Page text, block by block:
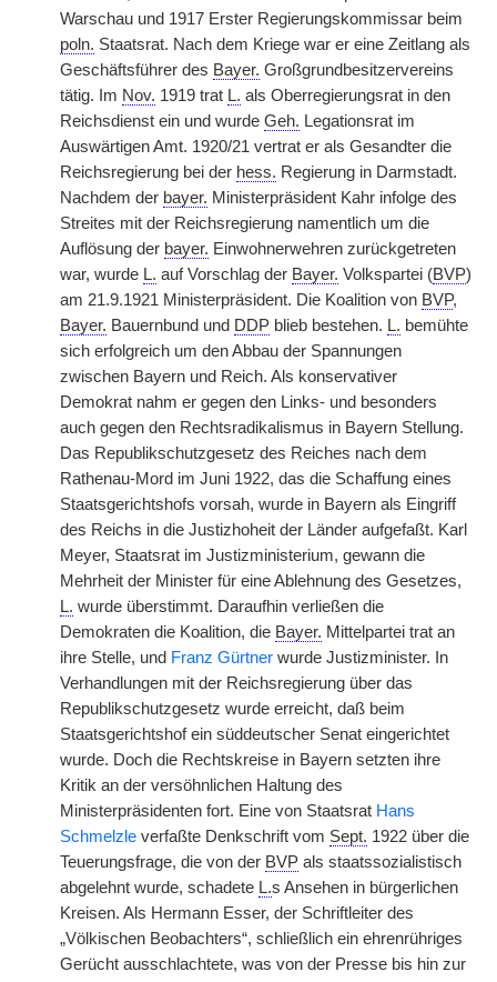
Warschau und 1917 Erster Regierungskommissar beim
poln. Staatsrat. Nach dem Kriege war er eine Zeitlang als
Geschäftsführer des Bayer. Großgrundbesitzervereins
tätig. Im Nov. 1919 trat L. als Oberregierungsrat in den
Reichsdienst ein und wurde Geh. Legationsrat im
Auswärtigen Amt. 1920/21 vertrat er als Gesandter die
Reichsregierung bei der hess. Regierung in Darmstadt.
Nachdem der bayer. Ministerpräsident Kahr infolge des
Streites mit der Reichsregierung namentlich um die
Auflösung der bayer. Einwohnerwehren zurückgetreten
war, wurde L. auf Vorschlag der Bayer. Volkspartei (BVP)
am 21.9.1921 Ministerpräsident. Die Koalition von BVP,
Bayer. Bauernbund und DDP blieb bestehen. L. bemühte
sich erfolgreich um den Abbau der Spannungen
zwischen Bayern und Reich. Als konservativer
Demokrat nahm er gegen den Links- und besonders
auch gegen den Rechtsradikalismus in Bayern Stellung.
Das Republikschutzgesetz des Reiches nach dem
Rathenau-Mord im Juni 1922, das die Schaffung eines
Staatsgerichtshofs vorsah, wurde in Bayern als Eingriff
des Reichs in die Justizhoheit der Länder aufgefaßt. Karl
Meyer, Staatsrat im Justizministerium, gewann die
Mehrheit der Minister für eine Ablehnung des Gesetzes,
L. wurde überstimmt. Daraufhin verließen die
Demokraten die Koalition, die Bayer. Mittelpartei trat an
ihre Stelle, und Franz Gürtner wurde Justizminister. In
Verhandlungen mit der Reichsregierung über das
Republikschutzgesetz wurde erreicht, daß beim
Staatsgerichtshof ein süddeutscher Senat eingerichtet
wurde. Doch die Rechtskreise in Bayern setzten ihre
Kritik an der versöhnlichen Haltung des
Ministerpräsidenten fort. Eine von Staatsrat Hans
Schmelzle verfaßte Denkschrift vom Sept. 1922 über die
Teuerungsfrage, die von der BVP als staatssozialistisch
abgelehnt wurde, schadete L.s Ansehen in bürgerlichen
Kreisen. Als Hermann Esser, der Schriftleiter des
„Völkischen Beobachters“, schließlich ein ehrenrühriges
Gerücht ausschlachtete, was von der Presse bis hin zur